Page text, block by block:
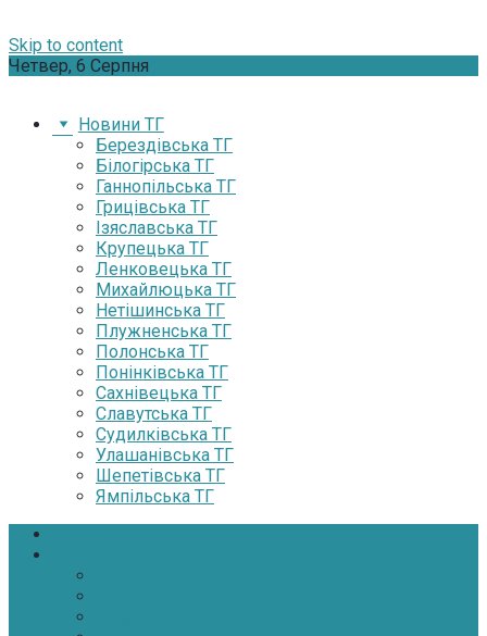
Skip to content
Четвер, 6 Серпня
Новини ТГ
Берездівська ТГ
Білогірська ТГ
Ганнопільська ТГ
Грицівська ТГ
Ізяславська ТГ
Крупецька ТГ
Ленковецька ТГ
Михайлюцька ТГ
Нетішинська ТГ
Плужненська ТГ
Полонська ТГ
Понінківська ТГ
Сахнівецька ТГ
Славутська ТГ
Судилківська ТГ
Улашанівська ТГ
Шепетівська ТГ
Ямпільська ТГ